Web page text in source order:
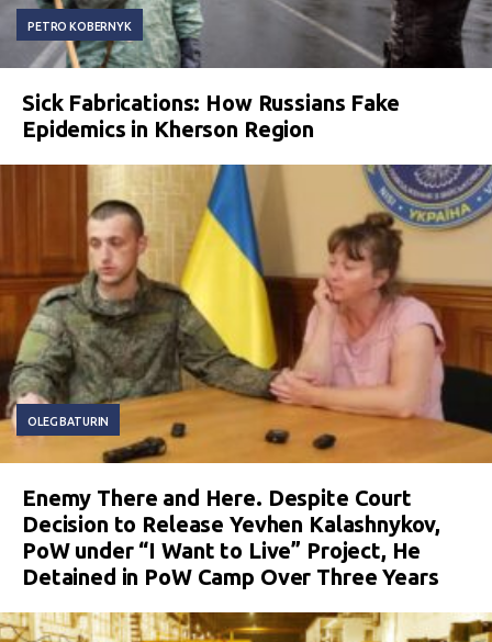
PETRO KOBERNYK
Sick Fabrications: How Russians Fake
Epidemics in Kherson Region
OLEG BATURIN
Enemy There and Here. Despite Court
Decision to Release Yevhen Kalashnykov,
PoW under “I Want to Live” Project, He
Detained in PoW Camp Over Three Years